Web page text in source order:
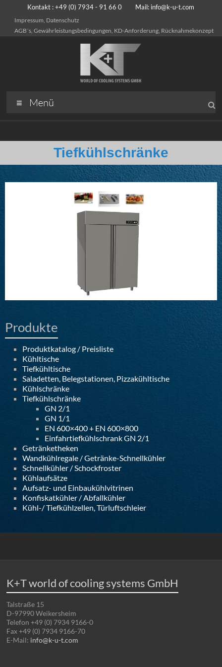
Kontakt : +49 (0) 7934 - 91 66 0 Mail: info@k-u-t.com
Impressum, Datenschutz
AGB´s, Gewährleistungsbedingungen, KD-Anforderung, Rücknahmekonzept
Menü
Tiefkühlschränke
Produkte
Produktkatalog / Preisliste
Kühltische
Tiefkühltische
Saladetten, Belegstationen, Pizzakühltische
Kühlschränke
Tiefkühlschränke
GN 2/1
GN 1/1
EN 600×400 + EN 600×800
Einfahrtiefkühlschrank GN 2/1
Getränketheken
Wandkühlregale / Getränke-Schnellkühler
Schnellkühler / Schockfroster
Kühlaufsätze
Aufsatz- und Einbaukühlvitrinen
Konfiskatkühler / Abfallkühler
Kühl-/ Tiefkühlzellen, Türluftschleier
K+T world of cooling systems GmbH
Talstraße 15
D-97990 Weikersheim
Telefon +49 (0) 7934 9166-0
Fax +49 (0) 7934 9166-70
E-Mail: info@k-u-t.com